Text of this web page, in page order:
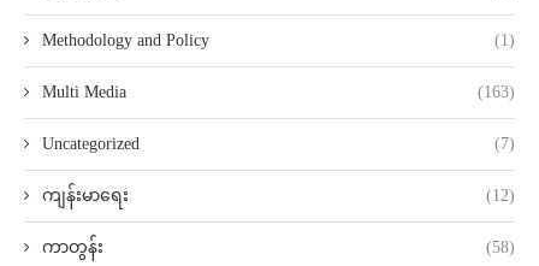
Methodology and Policy (1)
Multi Media (163)
Uncategorized (7)
ကျန်းမာရေး (12)
ကာတွန်း (58)